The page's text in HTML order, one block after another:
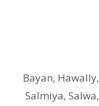
Bayan, Hawally,
Salmiya, Salwa,